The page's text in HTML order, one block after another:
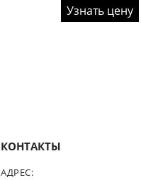
Узнать цену
КОНТАКТЫ
АДРЕС: